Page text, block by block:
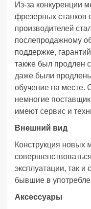
Из-за конкуренции
фрезерных
производителей
послепродажному
поддержке,
также был продлен
даже были
обучение на месте.
немногие
имеют сервис и
Внешний вид
Конструкция новых
эксплуатации, так и
бывшие в
Аксессуары